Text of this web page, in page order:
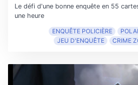
Le défi d'une bonne enquête en 55
une heure
ENQUÊTE POLICIÈRE
JEU D'ENQUÊTE
CRIME